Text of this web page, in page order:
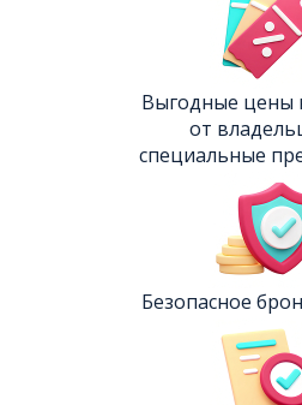
Выгодные цены
от
специальные
Безопасное